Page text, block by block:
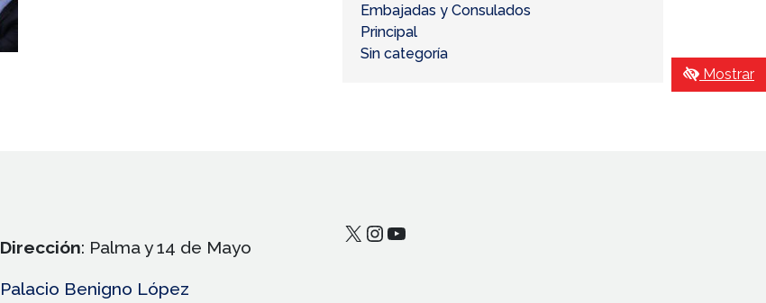
Mostrar
Embajadas y Consulados
Principal
Sin categoría
Dirección: Palma y 14 de Mayo
Palacio Benigno López
X Instagram
YouTube